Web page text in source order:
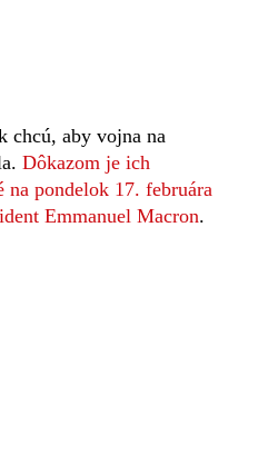
chcú, aby vojna na
Dôkazom je ich
na pondelok 17. februára
Emmanuel Macron.